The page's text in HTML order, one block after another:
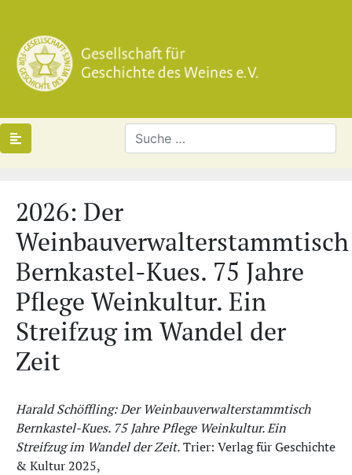
2026: Der
Weinbauverwalterstammtisch
Bernkastel-Kues. 75 Jahre
Pflege Weinkultur. Ein
Streifzug im Wandel der
Zeit
Harald Schöffling: Der Weinbauverwalterstammtisch
Bernkastel-Kues. 75 Jahre Pflege Weinkultur. Ein
Streifzug im Wandel der Zeit.Trier: Verlag für Geschichte
& Kultur 2025,